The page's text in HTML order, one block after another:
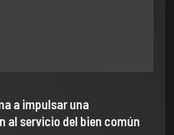
a impulsar una
al servicio del bien común